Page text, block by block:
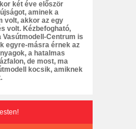
két éve először
aminek a
volt, akkor az egy
volt. Kézbefogható,
Vasútmodell-Centrum is
egyre-másra érnek az
a hatalmas
de most, ma
kocsik, amiknek